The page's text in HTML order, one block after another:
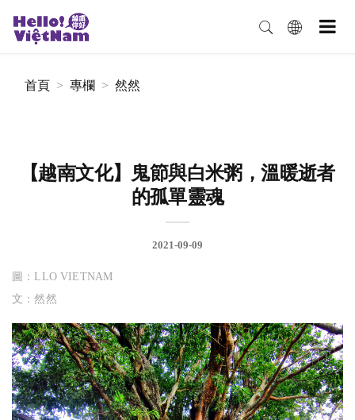
首頁 專欄 然然
【越南文化】鬼節與白米粥，溫暖逝者
的孤單靈魂
2021-09-09
圖：LLO VIETNAM
文：然然